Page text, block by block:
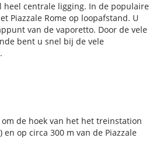
heel centrale ligging. In de populaire
Piazzale Rome op loopafstand. U
van de vaporetto. Door de vele
bent u snel bij de vele
de hoek van het het treinstation
en op circa 300 m van de Piazzale